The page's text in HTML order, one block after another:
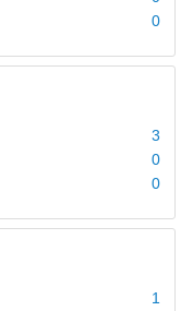
0
3
0
0
1